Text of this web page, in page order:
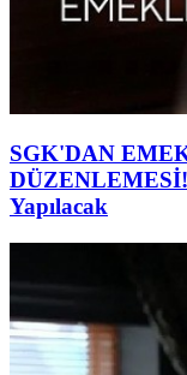
SGK'DAN
Yapılacak